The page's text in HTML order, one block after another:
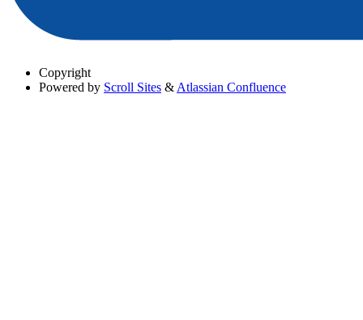
Copyright
Powered by Scroll Sites & Atlassian Confluence